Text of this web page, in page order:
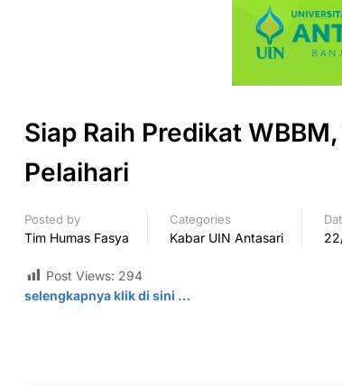
Siap Raih Predikat
Pelaihari
Posted by
Tim Humas Fasya
Categories
Kabar UIN Antasari
Post Views: 294
selengkapnya klik di sini …